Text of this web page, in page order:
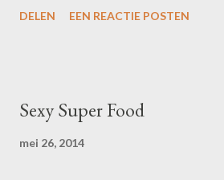
levens. Boom gaf er zelfs op het laatst
En kwamen niet meer terug. De laatste
DELEN EEN REACTIE POSTEN
Sexy Super Food
mei 26, 2014